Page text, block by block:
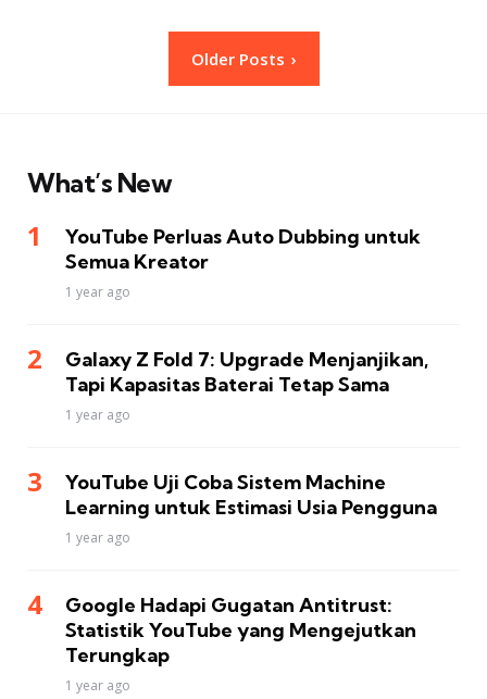
Older Posts
What’s New
YouTube Perluas Auto Dubbing untuk
Semua Kreator
1 year ago
Galaxy Z Fold 7: Upgrade Menjanjikan,
Tapi Kapasitas Baterai Tetap Sama
1 year ago
YouTube Uji Coba Sistem Machine
Learning untuk Estimasi Usia Pengguna
1 year ago
Google Hadapi Gugatan Antitrust:
Statistik YouTube yang Mengejutkan
Terungkap
1 year ago